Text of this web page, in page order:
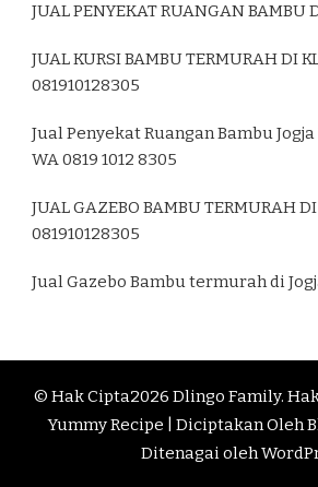
JUAL PENYEKAT RUANGAN BAMBU
JUAL KURSI BAMBU TERMURAH DI
081910128305
Jual Penyekat Ruangan Bambu
WA 0819 1012 8305
JUAL GAZEBO BAMBU TERMURAH DI
081910128305
Jual Gazebo Bambu termurah di
© Hak Cipta2026 Dlingo Family.
Yummy Recipe | Diciptakan Oleh
Ditenagai oleh